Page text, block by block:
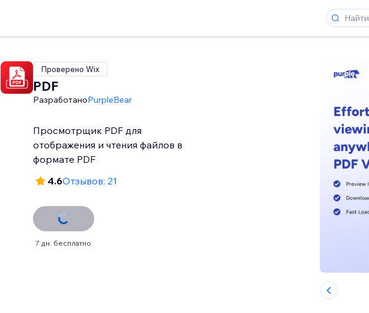
Проверено Wix
PDF
РазработаноPurpleBear
Просмотрщик PDF для
отображения и чтения файлов в
формате PDF
4.6Отзывов: 21
7 дн. бесплатно